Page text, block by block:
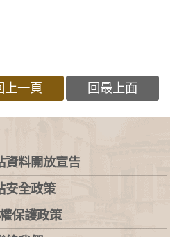
上一頁 回最上面
資料開放宣告
安全政策
保護政策